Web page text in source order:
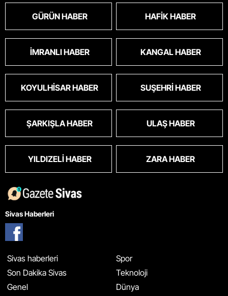
GÜRÜN HABER HAFIK HABER
İMRANLI HABER KANGAL HABER
KOYULHISAR HABER SUŞEHRI HABER
ŞARKIŞLA HABER ULAŞ HABER
YILDIZELI HABER ZARA HABER
Sivas Haberleri
Sivas haberleri
Son Dakika Sivas
Genel
Spor
Teknoloji
Dünya